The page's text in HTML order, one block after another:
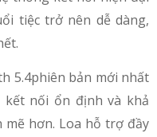
tiệc trở nên dễ dàng,
5.4phiên bản mới nhất
nối ổn định và khả
hơn. Loa hỗ trợ đầy